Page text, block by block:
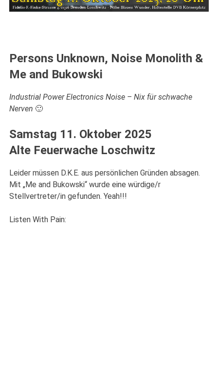
Persons Unknown, Noise Monolith &
Me and Bukowski
Industrial Power Electronics Noise – Nix für schwache
Nerven 🙂
Samstag 11. Oktober 2025
Alte Feuerwache Loschwitz
Leider müssen D.K.E. aus persönlichen Gründen absagen.
Mit „Me and Bukowski“ wurde eine würdige/r
Stellvertreter/in gefunden. Yeah!!!
Listen With Pain: